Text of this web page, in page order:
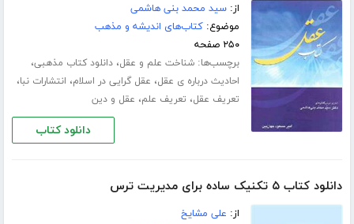
از:سید محمد بنی هاشمی
موضوع:کتاب‌های اندیشه و مذهب
۲۵۰ صفحه
برچسب‌ها:شناخت علم و عقل،دانلود کتاب مذهبی،
احادیث درباره ی عقل، عقل گرایی در اسلام، انتشارات نبا،
تعریف عقل، تعریف علم، عقل و دین
دانلود کتاب
دانلود کتاب ۵ تکنیک ساده برای مدیریت ترس
از: علی مشایخ